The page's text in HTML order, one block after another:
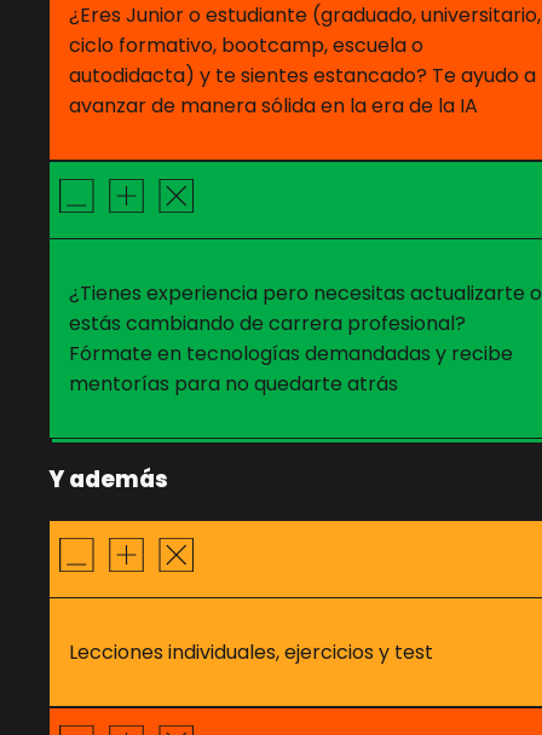
¿Eres Junior o estudiante (graduado, universitario,
ciclo formativo, bootcamp, escuela o
autodidacta) y te sientes estancado? Te ayudo a
avanzar de manera sólida en la era de la IA
¿Tienes experiencia pero necesitas actualizarte o
estás cambiando de carrera profesional?
Fórmate en tecnologías demandadas y recibe
mentorías para no quedarte atrás
Y además
Lecciones individuales, ejercicios y test